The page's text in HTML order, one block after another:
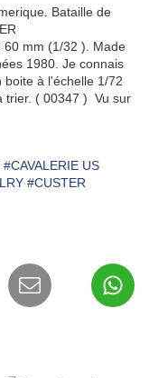
Bataille de
60 mm (1/32 ). Made
1980. Je connais
à l'échelle 1/72
trier. ( 00347 ) Vu sur
#CAVALERIE US
#CUSTER